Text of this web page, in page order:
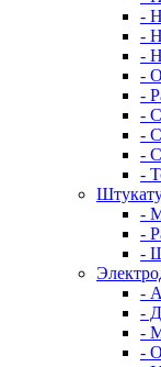
-
-
-
-
-
-
-
-
-
-
-
-
-
-
-
-